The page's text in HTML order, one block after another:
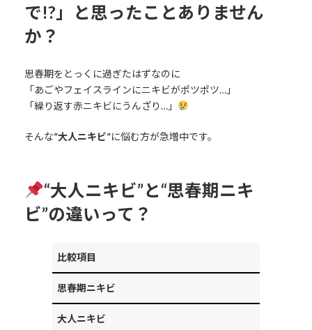
で!?」と思ったことありません
か？
思春期をとっくに過ぎたはずなのに
「あごやフェイスラインにニキビがポツポツ…」
「繰り返す赤ニキビにうんざり…」
そんな“大人ニキビ”に悩む方が急増中です。
“大人ニキビ”と“思春期ニキ
ビ”の違いって？
比較項目
思春期ニキビ
大人ニキビ